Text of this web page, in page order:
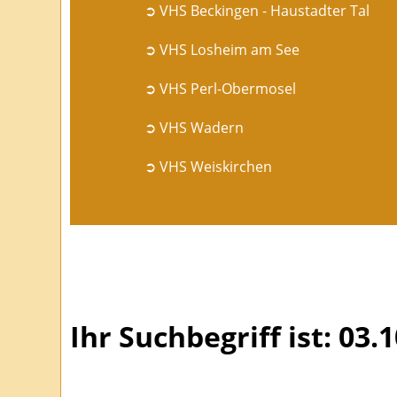
➲ VHS Beckingen - Haustadter Tal
➲ VHS Losheim am See
➲ VHS Perl-Obermosel
➲ VHS Wadern
➲ VHS Weiskirchen
Ihr Suchbegriff ist: